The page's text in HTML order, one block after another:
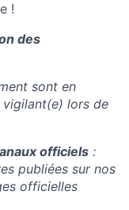
!
des
sont en
vigilant(e) lors de
officiels :
publiées sur nos
officielles